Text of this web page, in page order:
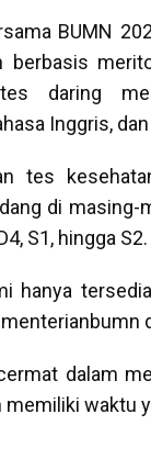
BUMN
berbasis
daring
Inggris,
tes
di masing-
S1, hingga S2.
hanya
dalam
waktu